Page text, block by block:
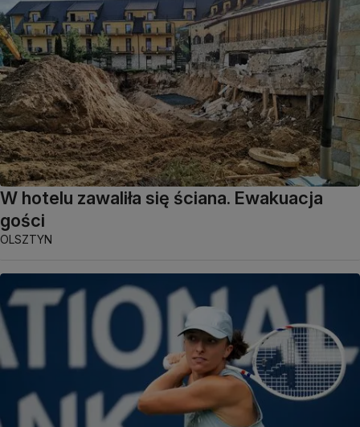
W hotelu zawaliła się ściana. Ewakuacja
gości
OLSZTYN